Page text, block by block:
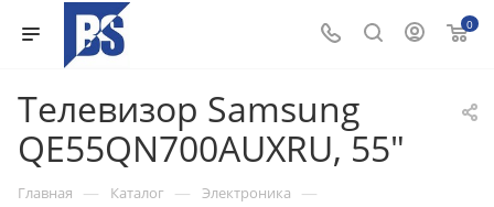
0
Телевизор Samsung
QE55QN700AUXRU, 55"
Главная — Каталог — Электроника —